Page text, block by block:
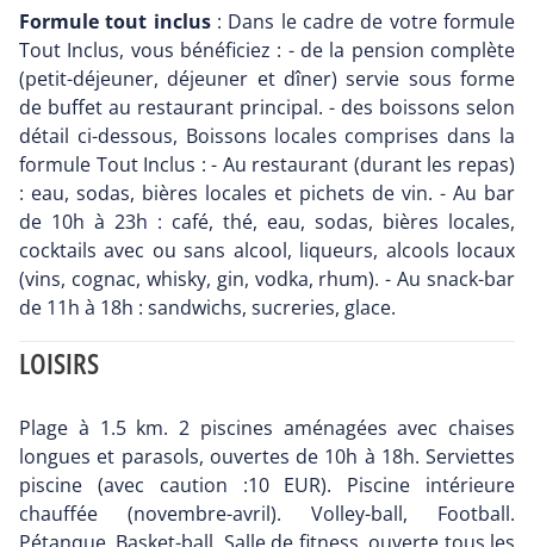
Formule tout inclus : Dans le cadre de votre formule
Tout Inclus, vous bénéficiez : - de la pension complète
(petit-déjeuner, déjeuner et dîner) servie sous forme
de buffet au restaurant principal. - des boissons selon
détail ci-dessous, Boissons locales comprises dans la
formule Tout Inclus : - Au restaurant (durant les repas)
: eau, sodas, bières locales et pichets de vin. - Au bar
de 10h à 23h : café, thé, eau, sodas, bières locales,
cocktails avec ou sans alcool, liqueurs, alcools locaux
(vins, cognac, whisky, gin, vodka, rhum). - Au snack-bar
de 11h à 18h : sandwichs, sucreries, glace.
LOISIRS
Plage à 1.5 km. 2 piscines aménagées avec chaises
longues et parasols, ouvertes de 10h à 18h. Serviettes
piscine (avec caution :10 EUR). Piscine intérieure
chauffée (novembre-avril). Volley-ball, Football.